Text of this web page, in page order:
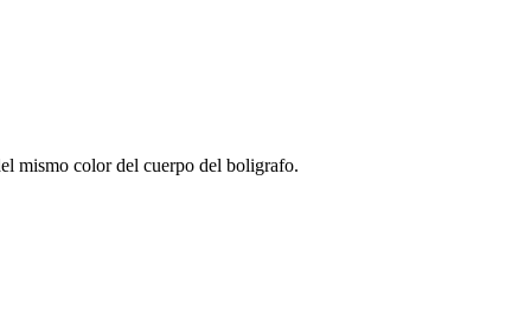
mismo color del cuerpo del boligrafo.